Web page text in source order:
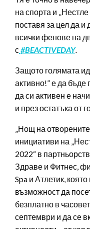
на спорта и
поставя за цел да и
всички фенове на
с#BEACTIVEDAY.
Защото голямата
активно!” е да бъде
да си активен е
и през остатъка от
„Нощ на
инициативи на
2022“ в
Здраве и Фитнес,
Spa и Атлетик,
възможност да
безплатно в
септември и да се